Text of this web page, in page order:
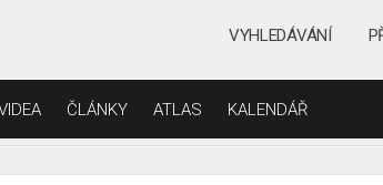
VYHLEDÁVÁNÍ
ČLÁNKY ATLAS KALENDÁŘ